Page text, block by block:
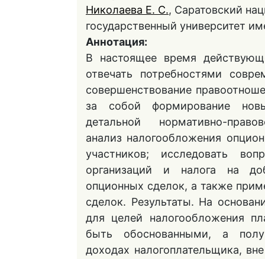
Николаева Е. С., Саратовский
государственный университет
Аннотация:
В настоящее время
отвечать потребностями
совершенствование
за собой формирование
детальной нормативно-
анализ налогообложения
участников; исследовать
организаций и налога на
опционных сделок, а также
сделок. Результаты. На
для целей налогообложения
быть обоснованными, а
доходах налогоплательщика,